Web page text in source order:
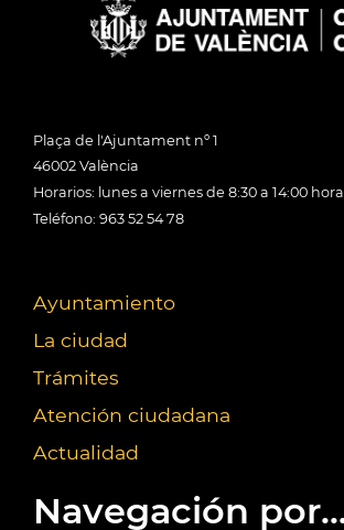
Plaça de l'Ajuntament nº 1
46002 València
Horarios: lunes a viernes de 8:30 a 14:00
Teléfono: 963 52 54 78
Ayuntamiento
La ciudad
Trámites
Atención ciudadana
Actualidad
Navegación